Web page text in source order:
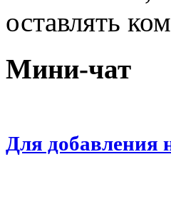
оставлять
Мини-чат
Для добавления